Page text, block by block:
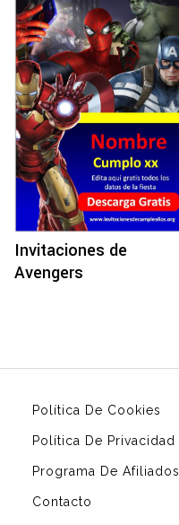
Invitaciones de
Avengers
Política De Cookies
Política De Privacidad
Programa De Afiliados
Contacto